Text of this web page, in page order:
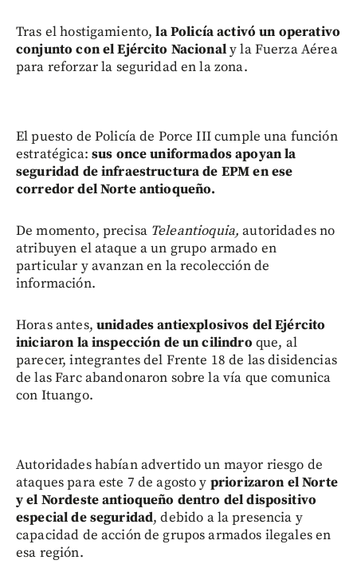
Tras el hostigamiento,la Policía activó un operativo
conjunto con el Ejército Nacionaly la Fuerza Aérea
para reforzar la seguridad en la zona.
El puesto de Policía de Porce III cumple una función
estratégica: sus once uniformados apoyan la
seguridad de infraestructura de EPM en ese
corredor del Norte antioqueño.
De momento, precisa Teleantioquia,autoridades no
atribuyen el ataque a un grupo armado en
particular y avanzan en la recolección de
información.
Horas antes, unidades antiexplosivos del Ejército
iniciaron la inspección de un cilindro que, al
parecer, integrantes del Frente 18 de las disidencias
de las Farc abandonaron sobre la vía que comunica
con Ituango.
Autoridades habían advertido un mayor riesgo de
ataques para este 7 de agosto y priorizaron el Norte
y el Nordeste antioqueño dentro del dispositivo
especial de seguridad, debido a la presencia y
capacidad de acción de grupos armados ilegales en
esa región.